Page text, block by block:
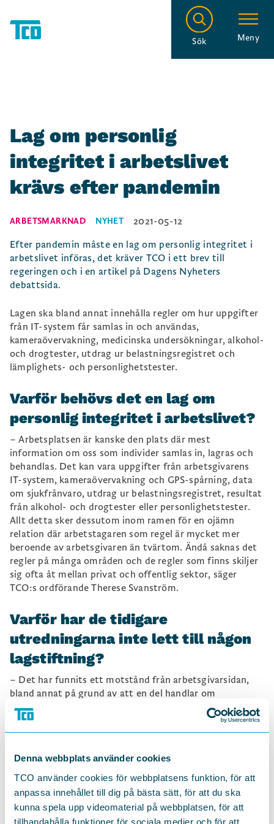
Denna webbplats använder cookies
TCO använder cookies för webbplatsens funktion, för att
anpassa innehållet till dig på bästa sätt, för att du ska
kunna spela upp videomaterial på webbplatsen, för att
tillhandahålla funktioner för sociala medier och för att
Sök Meny
Lag om personlig
integritet i arbetslivet
krävs efter pandemin
ARBETSMARKNAD NYHET
2021-05-12
Efter pandemin måste en lag om personlig integritet i
arbetslivet införas, det kräver TCO i ett brev till
regeringen och i en artikel på Dagens Nyheters
debattsida.
Lagen ska bland annat innehålla regler om hur uppgifter
från IT-system får samlas in och användas,
kameraövervakning, medicinska undersökningar, alkohol-
och drogtester, utdrag ur belastningsregistret och
lämplighets- och personlighetstester.
Varför behövs det en lag om
personlig integritet i arbetslivet?
– Arbetsplatsen är kanske den plats där mest
information om oss som individer samlas in, lagras och
behandlas. Det kan vara uppgifter från arbetsgivarens
IT-system, kameraövervakning och GPS-spårning, data
om sjukfrånvaro, utdrag ur belastningsregistret, resultat
från alkohol- och drogtester eller personlighetstester.
Allt detta sker dessutom inom ramen för en ojämn
relation där arbetstagaren som regel är mycket mer
beroende av arbetsgivaren än tvärtom. Ändå saknas det
regler på många områden och de regler som finns skiljer
sig ofta åt mellan privat och offentlig sektor, säger
TCO:s ordförande Therese Svanström.
Varför har de tidigare
utredningarna inte lett till någon
lagstiftning?
– Det har funnits ett motstånd från arbetsgivarsidan,
bland annat på grund av att en del handlar om
maktfrågor på arbetsplatsen. Men sedan dess har det
gått ett antal år, arbetslivet har blivit mer digitalt och
medvetenheten om den personliga integriteten större. Vi
tydligare regler.
Varför krävs det en lag, går det
inte att lösa i kollektivavtal?